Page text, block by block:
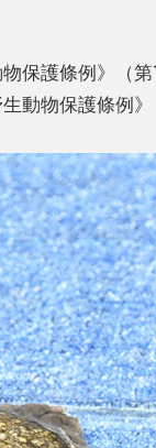
保護條例》（
動物保護條例